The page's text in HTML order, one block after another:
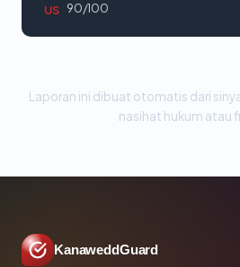
US 90/100
Laporan ini dibuat otomatis dari
nasihat hukum atau
KanaweddGuard